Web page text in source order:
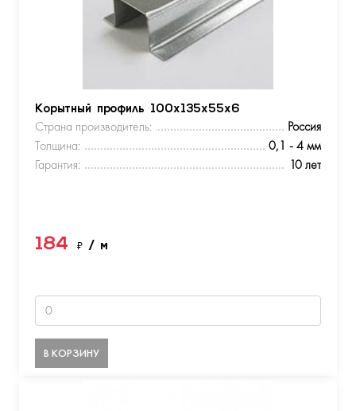
Корытный профиль 100х135х55х6
Страна производитель:
Россия
Толщина:
0,1 - 4 мм
Гарантия:
10 лет
184 ₽ / м
В КОРЗИНУ